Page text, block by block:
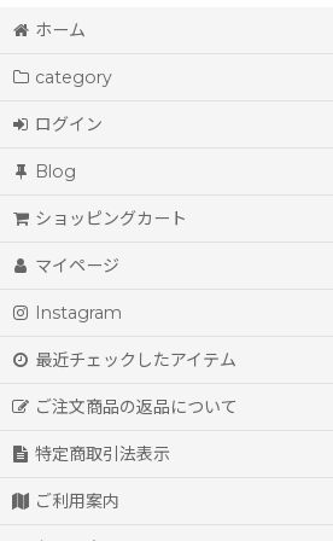
ホーム
category
ログイン
Blog
ショッピングカート
マイページ
Instagram
最近チェックしたアイテム
ご注文商品の返品について
特定商取引法表示
ご利用案内